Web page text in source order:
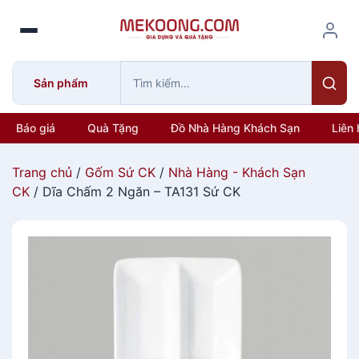
o
Sản phẩm
Báo giá Quà Tặng Đồ Nhà Hàng Khách Sạn Liên
Trang chủ / Gốm Sứ CK / Nhà Hàng - Khách Sạn
CK / Dĩa Chấm 2 Ngăn – TA131 Sứ CK